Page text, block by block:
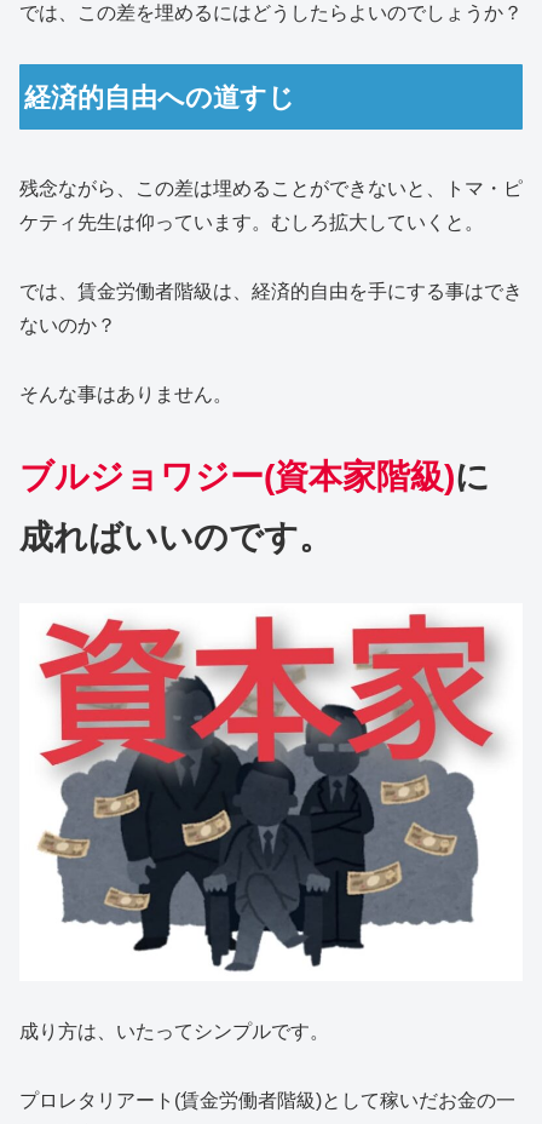
では、この差を埋めるにはどうしたらよいのでしょうか？
経済的自由への道すじ
残念ながら、この差は埋めることができないと、トマ・ピ
ケティ先生は仰っています。むしろ拡大していくと。
では、賃金労働者階級は、経済的自由を手にする事はでき
ないのか？
そんな事はありません。
ブルジョワジー(資本家階級)に
成ればいいのです。
成り方は、いたってシンプルです。
プロレタリアート(賃金労働者階級)として稼いだお金の一